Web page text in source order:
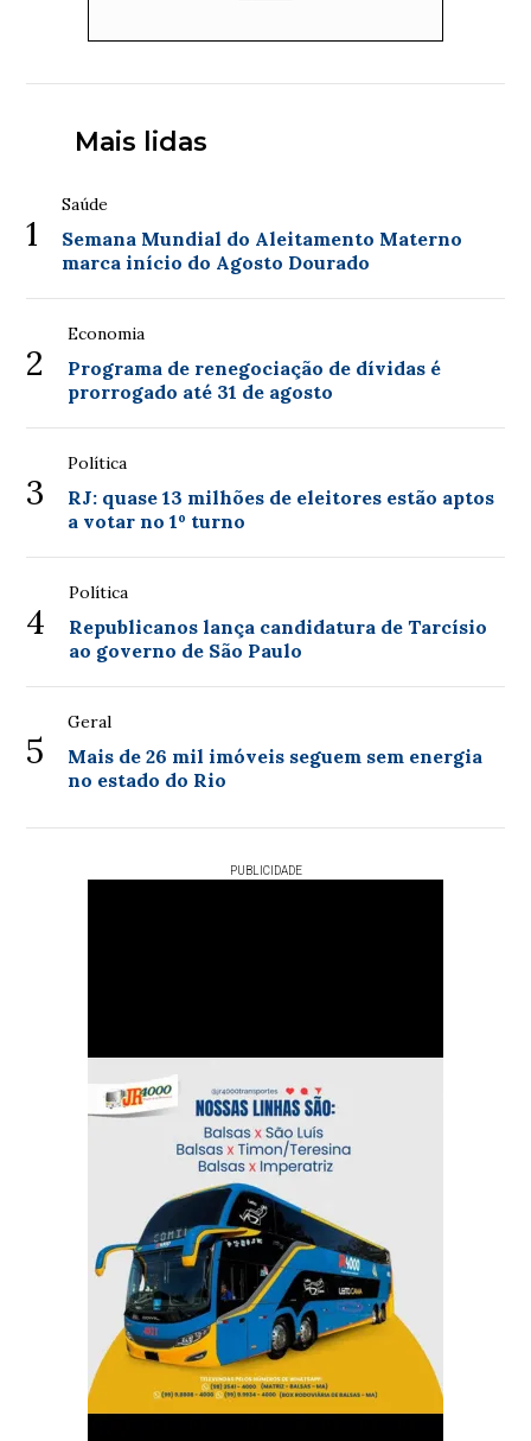
Mais lidas
1
Saúde
Semana Mundial do Aleitamento Materno
marca início do Agosto Dourado
2
Economia
Programa de renegociação de dívidas é
prorrogado até 31 de agosto
3
Política
RJ: quase 13 milhões de eleitores estão aptos
a votar no 1º turno
4
Política
Republicanos lança candidatura de Tarcísio
ao governo de São Paulo
5
Geral
Mais de 26 mil imóveis seguem sem energia
no estado do Rio
PUBLICIDADE